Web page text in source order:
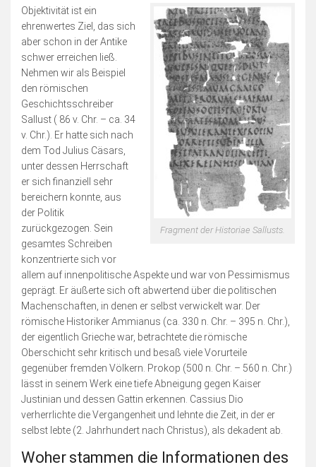
Fragment der Historiae Sallusts.
Objektivität ist ein
ehrenwertes Ziel, das sich
aber schon in der Antike
schwer erreichen ließ.
Nehmen wir als Beispiel
den römischen
Geschichtsschreiber
Sallust ( 86 v. Chr. – ca. 34
v. Chr.). Er hatte sich nach
dem Tod Julius Cäsars,
unter dessen Herrschaft
er sich finanziell sehr
bereichern konnte, aus
der Politik
zurückgezogen. Sein
gesamtes Schreiben
konzentrierte sich vor
allem auf innenpolitische Aspekte und war von Pessimismus
geprägt. Er äußerte sich oft abwertend über die politischen
Machenschaften, in denen er selbst verwickelt war. Der
römische Historiker Ammianus (ca. 330 n. Chr. – 395 n. Chr.),
der eigentlich Grieche war, betrachtete die römische
Oberschicht sehr kritisch und besaß viele Vorurteile
gegenüber fremden Völkern. Prokop (500 n. Chr. – 560 n. Chr.)
lässt in seinem Werk eine tiefe Abneigung gegen Kaiser
Justinian und dessen Gattin erkennen. Cassius Dio
verherrlichte die Vergangenheit und lehnte die Zeit, in der er
selbst lebte (2. Jahrhundert nach Christus), als dekadent ab.
Woher stammen die Informationen des